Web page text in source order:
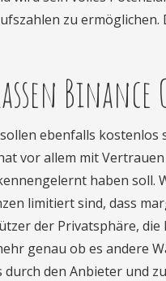
zu ermöglichen.
Binance
ebenfalls kostenlos
vor allem mit
haben soll.
limitiert sind, dass
der Privatsphäre,
genau ob es andere
den Anbieter und